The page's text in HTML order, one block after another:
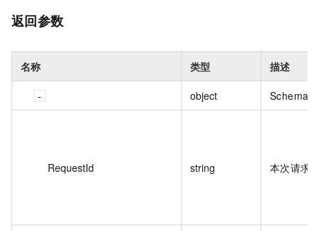
返回参数
名称 类型 描述
object Schema
RequestId string 本次请求